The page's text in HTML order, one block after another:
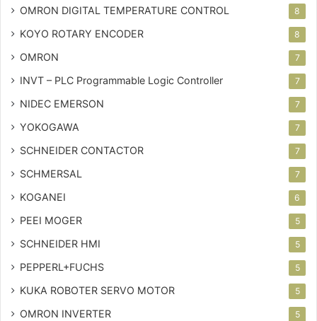
OMRON DIGITAL TEMPERATURE CONTROL 8
KOYO ROTARY ENCODER 8
OMRON 7
INVT – PLC Programmable Logic Controller 7
NIDEC EMERSON 7
YOKOGAWA 7
SCHNEIDER CONTACTOR 7
SCHMERSAL 7
KOGANEI 6
PEEI MOGER 5
SCHNEIDER HMI 5
PEPPERL+FUCHS 5
KUKA ROBOTER SERVO MOTOR 5
OMRON INVERTER 5